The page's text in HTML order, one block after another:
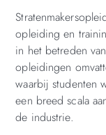
opleiding en
in het betreden
opleidingen
waarbij studenten
een breed scala
de industrie.